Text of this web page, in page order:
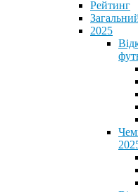
Рейтинг
2025